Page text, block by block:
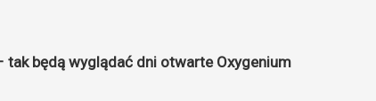
będą wyglądać dni otwarte Oxygenium